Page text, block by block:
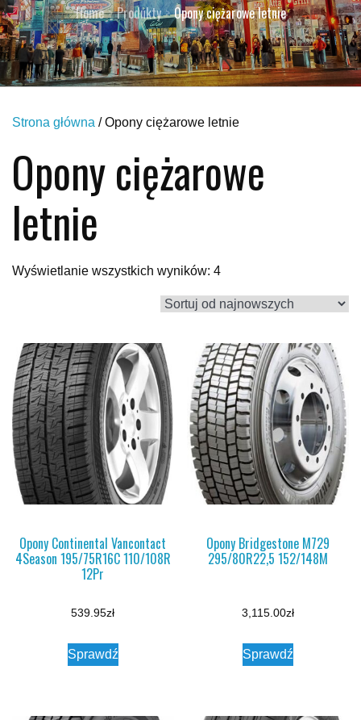
Home Produkty Opony ciężarowe letnie
Strona główna / Opony ciężarowe letnie
Opony ciężarowe
letnie
Wyświetlanie wszystkich wyników: 4Posortowane
według
najnowszych
Opony Continental Vancontact
4Season 195/75R16C 110/108R
12Pr
539.95zł
Sprawdź
Opony Bridgestone M729
295/80R22,5 152/148M
3,115.00zł
Sprawdź